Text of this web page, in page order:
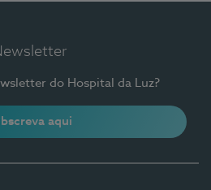
do Hospital da Luz?
aqui